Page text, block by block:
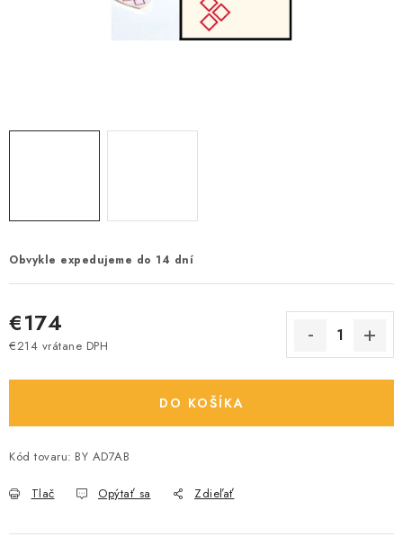
Obvykle expedujeme do 14 dní
€174
€214 vrátane DPH
DO KOŠÍKA
Kód tovaru: BY AD7AB
Tlač Opýtať sa Zdieľať